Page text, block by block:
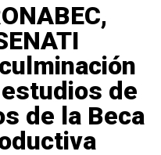
de
de la Beca